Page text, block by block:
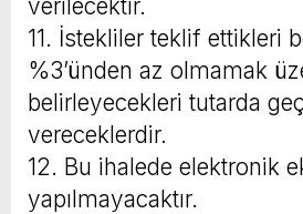
verilecektir.
11. İstekliler teklif ettikleri
%3’ünden az olmamak
belirleyecekleri tutarda
vereceklerdir.
12. Bu ihalede elektronik
yapılmayacaktır.